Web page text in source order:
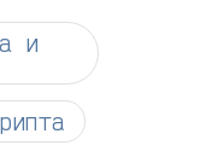
и